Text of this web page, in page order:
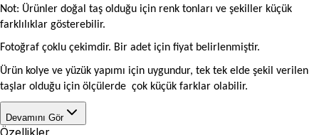
Not: Ürünler doğal taş olduğu için renk tonları ve şekiller küçük
farklılıklar gösterebilir.
Fotoğraf çoklu çekimdir. Bir adet için fiyat belirlenmiştir.
Ürün kolye ve yüzük yapımı için uygundur, tek tek elde şekil verilen
taşlar olduğu için ölçülerde çok küçük farklar olabilir.
Devamını Gör
Özellikler